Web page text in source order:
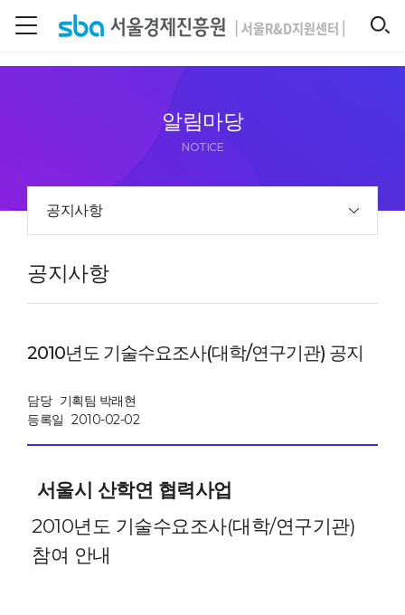
알림마당
NOTICE
공지사항
공지사항
2010년도 기술수요조사(대학/연구기관) 공지
담당 기획팀 박래현
등록일 2010-02-02
서울시 산학연 협력사업
2010년도 기술수요조사(대학/연구기관)
참여 안내